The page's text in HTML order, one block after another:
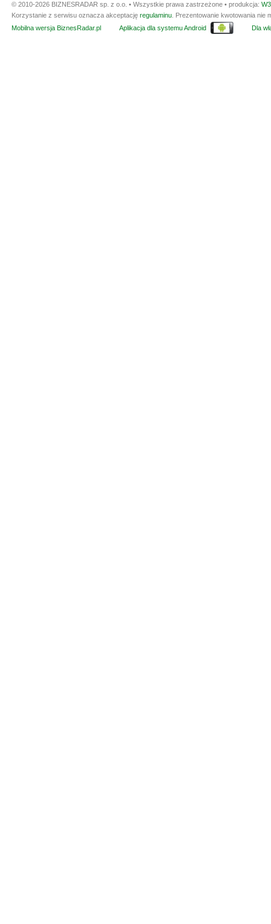
© 2010-2026 BIZNESRADAR sp. z o.o. • Wszystkie prawa zastrzeżone • produkcja:
Korzystanie z serwisu oznacza akceptację regulaminu . Prezentowanie kwotowania
Mobilna wersja BiznesRadar.pl
Aplikacja dla systemu Android Dla